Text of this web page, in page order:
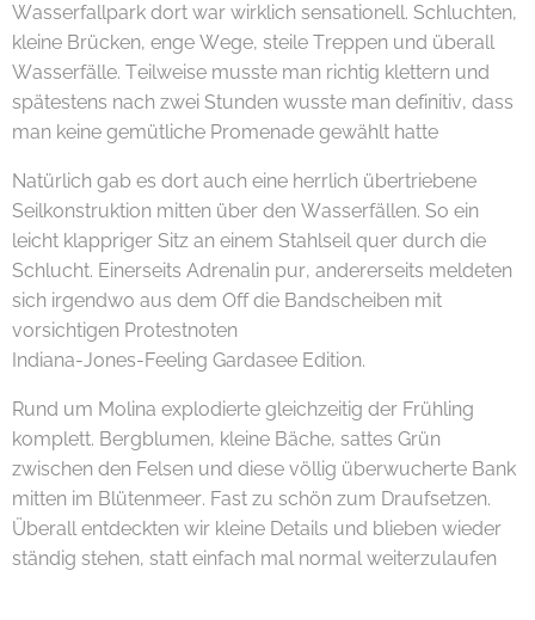
Wasserfallpark dort war wirklich sensationell. Schluchten,
kleine Brücken, enge Wege, steile Treppen und überall
Wasserfälle. Teilweise musste man richtig klettern und
spätestens nach zwei Stunden wusste man definitiv, dass
man keine gemütliche Promenade gewählt hatte 😄💦
Natürlich gab es dort auch eine herrlich übertriebene
Seilkonstruktion mitten über den Wasserfällen. So ein
leicht klappriger Sitz an einem Stahlseil quer durch die
Schlucht. Einerseits Adrenalin pur, andererseits meldeten
sich irgendwo aus dem Off die Bandscheiben mit
vorsichtigen Protestnoten 😄
Indiana-Jones-Feeling Gardasee Edition.
Rund um Molina explodierte gleichzeitig der Frühling
komplett. Bergblumen, kleine Bäche, sattes Grün
zwischen den Felsen und diese völlig überwucherte Bank
mitten im Blütenmeer. Fast zu schön zum Draufsetzen.
Überall entdeckten wir kleine Details und blieben wieder
ständig stehen, statt einfach mal normal weiterzulaufen